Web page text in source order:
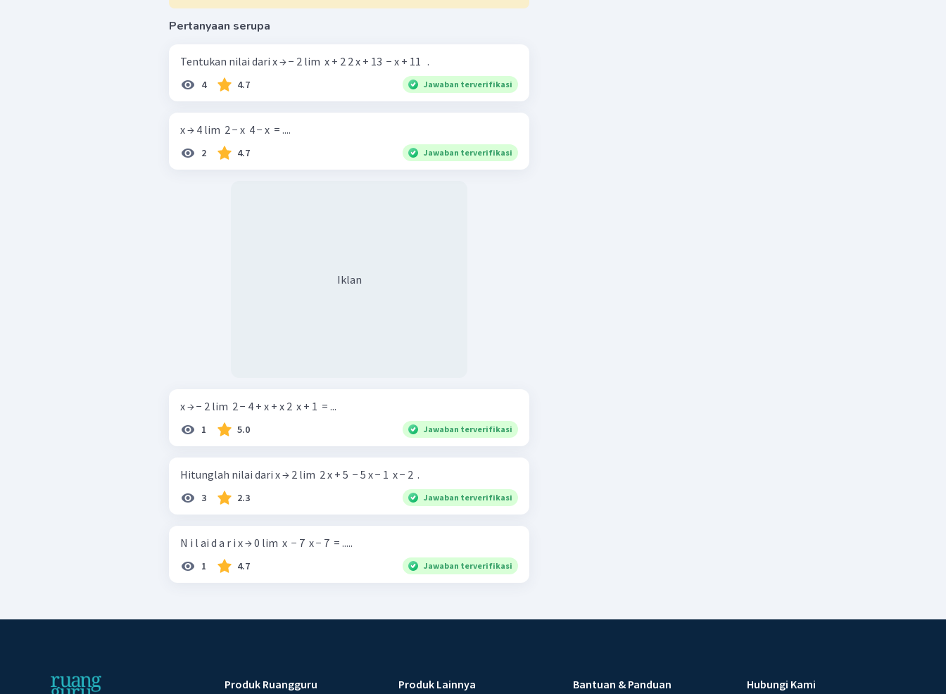
Pertanyaan serupa
Tentukan nilai dari x → − 2 lim ​ x + 2 2 x + 13 ​ − x + 11 ​ ​ .
4 4.7 Jawaban terverifikasi
x → 4 lim ​ 2 − x ​ 4 − x ​ = ....
2 4.7 Jawaban terverifikasi
Iklan
x → − 2 lim ​ 2 − 4 + x + x 2 ​ x + 1 ​ = ...
1 5.0 Jawaban terverifikasi
Hitunglah nilai dari x → 2 lim ​ 2 x + 5 ​ − 5 x − 1 ​ x − 2 ​ .
3 2.3 Jawaban terverifikasi
N i l ai d a r i x → 0 lim ​ x ​ − 7 ​ x − 7 ​ = .....
1 4.7 Jawaban terverifikasi
Produk Ruangguru Produk Lainnya Bantuan & Panduan Hubungi Kami